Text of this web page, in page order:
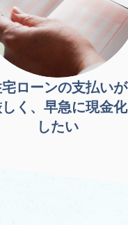
ローンの支払いが
しく、早急に現金化
したい